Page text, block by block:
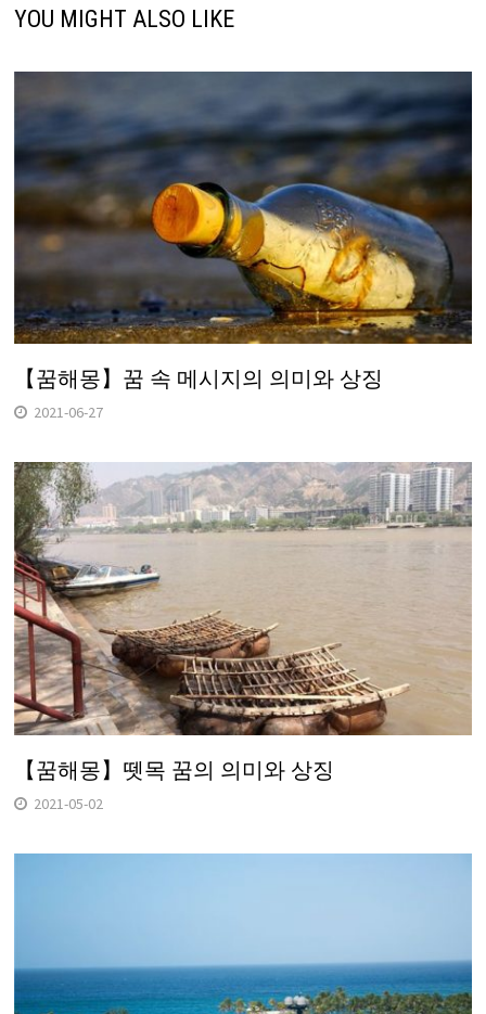
YOU MIGHT ALSO LIKE
【꿈해몽】꿈 속 메시지의 의미와 상징
2021-06-27
【꿈해몽】뗏목 꿈의 의미와 상징
2021-05-02